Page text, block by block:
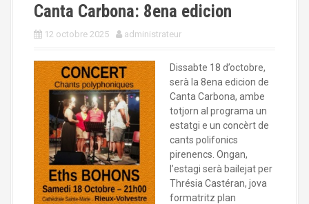
Canta Carbona: 8ena edicion
12 octobre 2025 administrateur
Dissabte 18 d’octobre,
serà la 8ena edicion de
Canta Carbona, ambe
totjorn al programa un
estatgi e un concèrt de
cants polifonics
pirenencs. Ongan,
l’estagi serà bailejat per
Thrésia Castéran, jova
formatritz plan